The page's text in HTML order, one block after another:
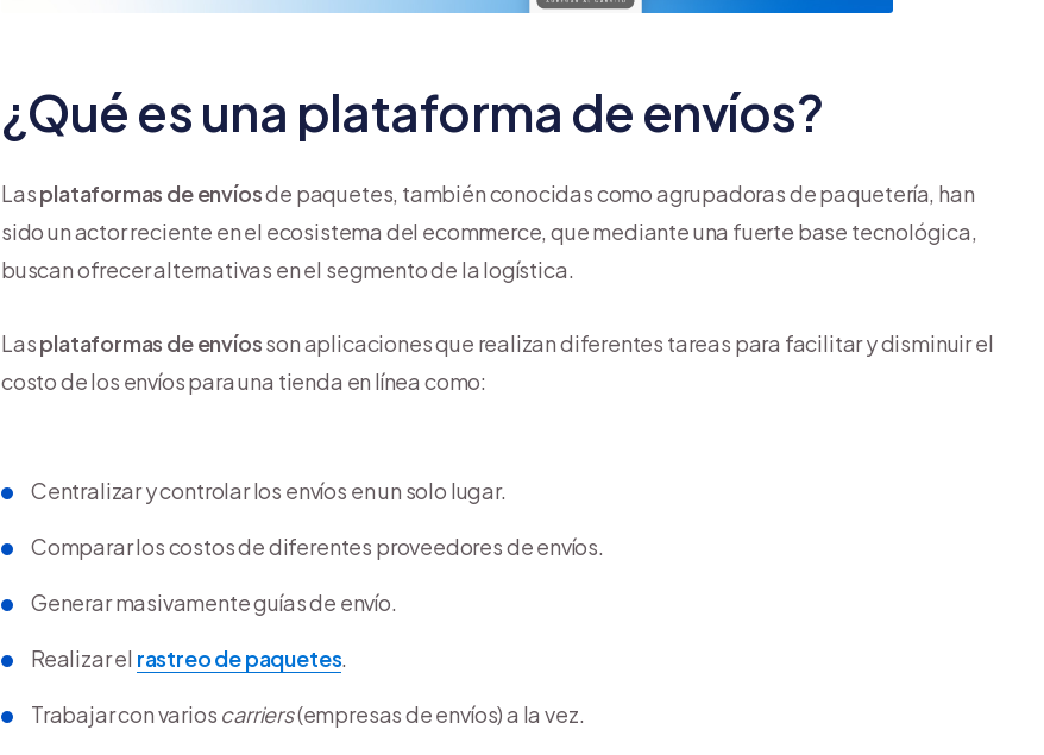
¿Qué es una plataforma de envíos?
Lasplataformas de envíosde paquetes, también conocidas como agrupadoras de paquetería, han
sido un actor reciente en el ecosistema del ecommerce, que mediante una fuerte base tecnológica,
buscan ofrecer alternativas en el segmento de la logística.
Lasplataformas de envíosson aplicaciones que realizan diferentes tareas para facilitar y disminuir el
costo de los envíos para una tienda en línea como:
Centralizar y controlar los envíos en un solo lugar.
Comparar los costos de diferentes proveedores de envíos.
Generar masivamente guías de envío.
Realizar el rastreo de paquetes.
Trabajar con varios carriers(empresas de envíos) a la vez.